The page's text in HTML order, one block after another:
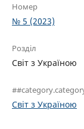
Номер
№ 5 (2023)
Розділ
Світ з Україною
Світ з Україною